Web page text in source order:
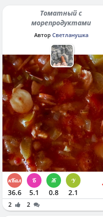
Томатный с
морепродуктами
Автор Светланушка
36.6 5.1 0.8 2.1
2 2